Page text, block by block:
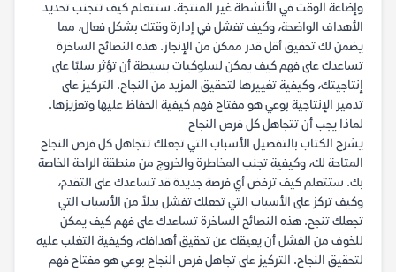
وإضاعة الوقت في الأنشطة غير المنتجة. ستتعلم كيف تتجنب تحديد
الأهداف الواضحة، وكيف تفشل في إدارة وقتك بشكل فعال، مما
يضمن لك تحقيق أقل قدر ممكن من الإنجاز. هذه النصائح الساخرة
تساعدك على فهم كيف يمكن لسلوكيات بسيطة أن تؤثر سلبًا على
إنتاجيتك، وكيفية تغييرها لتحقيق المزيد من النجاح. التركيز على
تدمير الإنتاجية بوعي هو مفتاح فهم كيفية الحفاظ عليها وتعزيزها.
لماذا يجب أن تتجاهل كل فرص النجاح
يشرح الكتاب بالتفصيل الأسباب التي تجعلك تتجاهل كل فرص النجاح
المتاحة لك، وكيفية تجنب المخاطرة والخروج من منطقة الراحة الخاصة
بك. ستتعلم كيف ترفض أي فرصة جديدة قد تساعدك على التقدم،
وكيف تركز على الأسباب التي تجعلك تفشل بدلاً من الأسباب التي
تجعلك تنجح. هذه النصائح الساخرة تساعدك على فهم كيف يمكن
للخوف من الفشل أن يعيقك عن تحقيق أهدافك، وكيفية التغلب عليه
لتحقيق النجاح. التركيز على تجاهل فرص النجاح بوعي هو مفتاح فهم